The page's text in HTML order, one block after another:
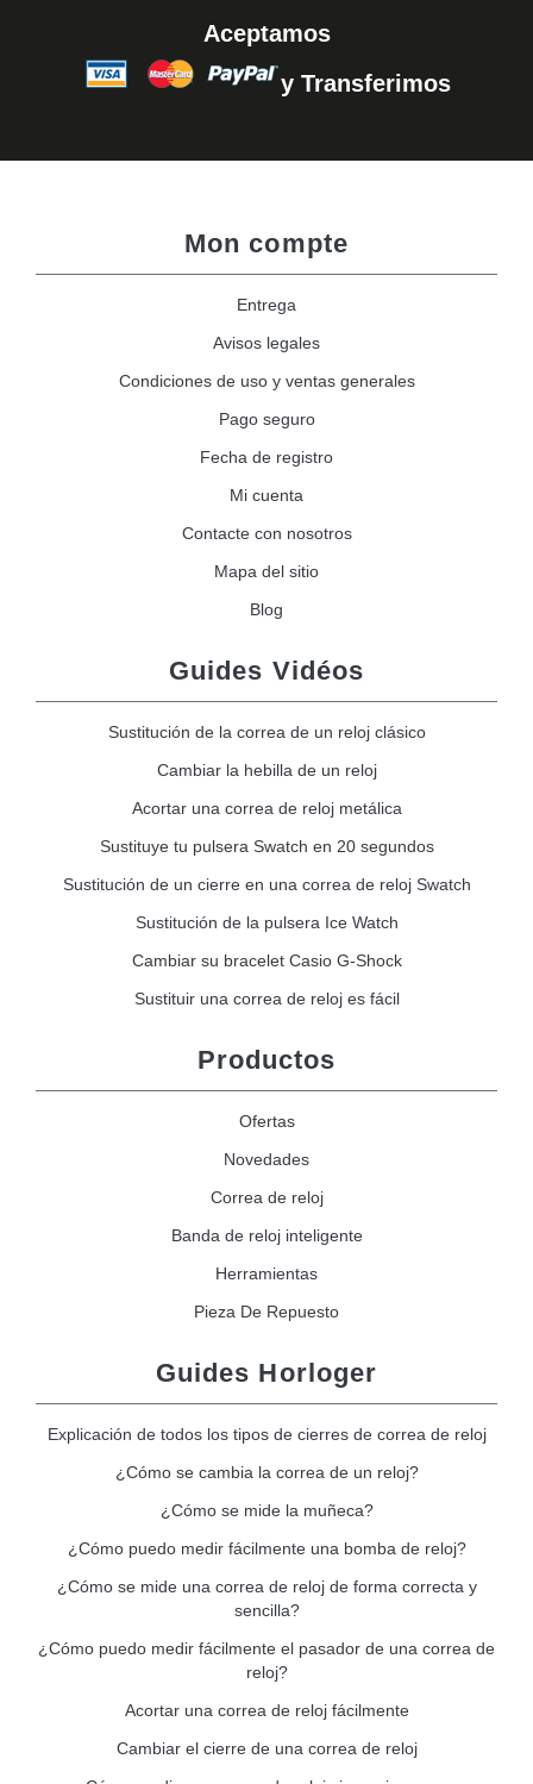
Aceptamos
y Transferimos
Mon compte
Entrega
Avisos legales
Condiciones de uso y ventas generales
Pago seguro
Fecha de registro
Mi cuenta
Contacte con nosotros
Mapa del sitio
Blog
Guides Vidéos
Sustitución de la correa de un reloj clásico
Cambiar la hebilla de un reloj
Acortar una correa de reloj metálica
Sustituye tu pulsera Swatch en 20 segundos
Sustitución de un cierre en una correa de reloj Swatch
Sustitución de la pulsera Ice Watch
Cambiar su bracelet Casio G-Shock
Sustituir una correa de reloj es fácil
Productos
Ofertas
Novedades
Correa de reloj
Banda de reloj inteligente
Herramientas
Pieza De Repuesto
Guides Horloger
Explicación de todos los tipos de cierres de correa de reloj
¿Cómo se cambia la correa de un reloj?
¿Cómo se mide la muñeca?
¿Cómo puedo medir fácilmente una bomba de reloj?
¿Cómo se mide una correa de reloj de forma correcta y
sencilla?
¿Cómo puedo medir fácilmente el pasador de una correa de
reloj?
Acortar una correa de reloj fácilmente
Cambiar el cierre de una correa de reloj